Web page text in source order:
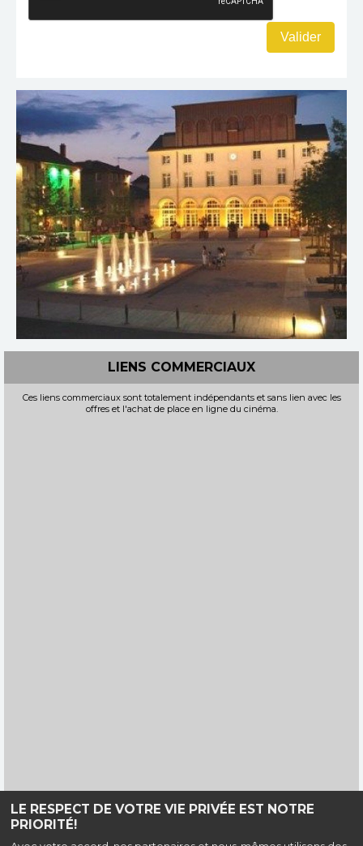
LE RESPECT DE VOTRE VIE PRIVÉE EST NOTRE
PRIORITÉ!
Valider
LIENS COMMERCIAUX
Ces liens commerciaux sont totalement indépendants et sans lien avec les
offres et l'achat de place en ligne du cinéma.
Haut de page